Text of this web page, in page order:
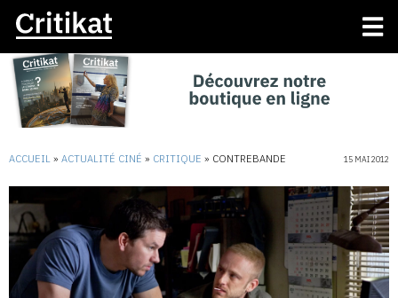
ACCUEIL » ACTUALITÉ CINÉ » CRITIQUE » CONTREBANDE 15 MAI 2012